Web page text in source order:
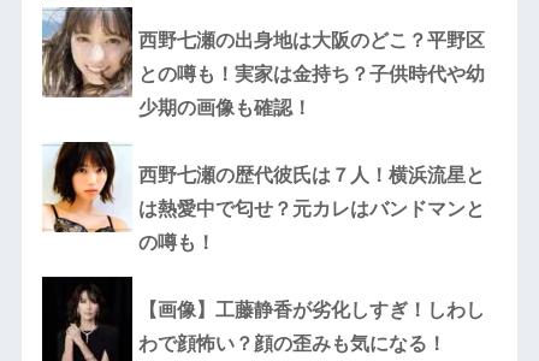
西野七瀬の出身地は大阪のどこ？平野区
との噂も！実家は金持ち？子供時代や幼
少期の画像も確認！
西野七瀬の歴代彼氏は７人！横浜流星と
は熱愛中で匂せ？元カレはバンドマンと
の噂も！
【画像】工藤静香が劣化しすぎ！しわし
わで顔怖い？顔の歪みも気になる！